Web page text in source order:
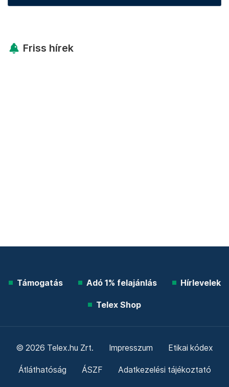
Friss hírek
Támogatás Adó 1% felajánlás Hírlevelek
Telex Shop
© 2026 Telex.hu Zrt. Impresszum Etikai kódex
Átláthatóság ÁSZF Adatkezelési tájékoztató